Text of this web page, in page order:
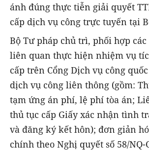
ánh đúng thực tiễn giải quyết
cấp dịch vụ công trực tuyến tại
Bộ Tư pháp chủ trì, phối hợp các
liên quan thực hiện nhiệm vụ
cấp trên Cổng Dịch vụ công
dịch vụ công liên thông (gồm:
tạm ứng án phí, lệ phí tòa án;
thủ tục cấp Giấy xác nhận tình
và đăng ký kết hôn); đơn giản
chính theo Nghị quyết số 58/NQ-